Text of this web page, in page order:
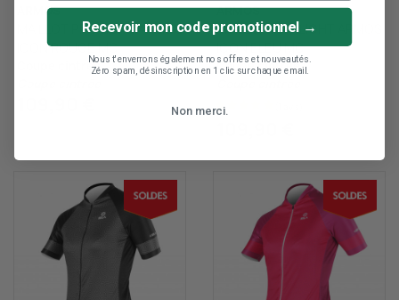
ARMOS
MAILLOT PRO LIGHT ARMOS
ICON ROUGE MC
Coupe cintrée
ARMOS
MAILLOT PRO LIGHT ARMOS
ICON BLEU MC
Coupe cintrée
Recevoir mon code promotionnel →
Nous t'enverrons également nos offres et nouveautés.
Zéro spam, désinscription en 1 clic sur chaque email.
Non merci.